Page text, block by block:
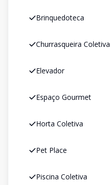
Brinquedoteca
Churrasqueira Coletiva
Elevador
Espaço Gourmet
Horta Coletiva
Pet Place
Piscina Coletiva